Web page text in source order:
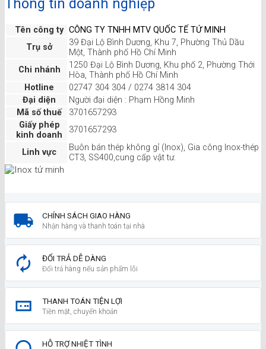
Thông tin doanh nghiệp
Tên công ty CÔNG TY TNHH MTV QUỐC TẾ TỨ MINH
Trụ sở
39 Đại Lộ Bình Dương, Khu 7, Phường Thủ Dầu
Một, Thành phố Hồ Chí Minh
Chi nhánh
1250 Đại Lộ Bình Dương, Khu phố 2, Phường Thới
Hòa, Thành phố Hồ Chí Minh
Hotline
02747 304 304 / 0274 3814 304
Đại diện
Người đại diện : Phạm Hồng Minh
Mã số thuế
3701657293
Giấy phép
kinh doanh
3701657293
Linh vực
Buôn bán thép không gỉ (Inox), Gia công Inox-thép
CT3, SS400,cung cấp vật tư.
CHÍNH SÁCH GIAO HÀNG
Nhận hàng và thanh toán tại nhà
ĐỔI TRẢ DỄ DÀNG
Đổi trả hàng nếu sản phẩm lỗi
THANH TOÁN TIỆN LỢI
Tiền mặt, chuyển khoản
HỖ TRỢ NHIỆT TÌNH